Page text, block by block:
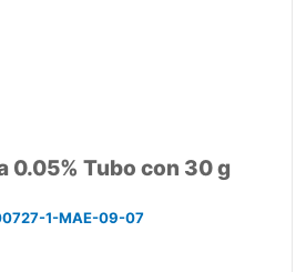
0.05% Tubo con 30 g
1-MAE-09-07